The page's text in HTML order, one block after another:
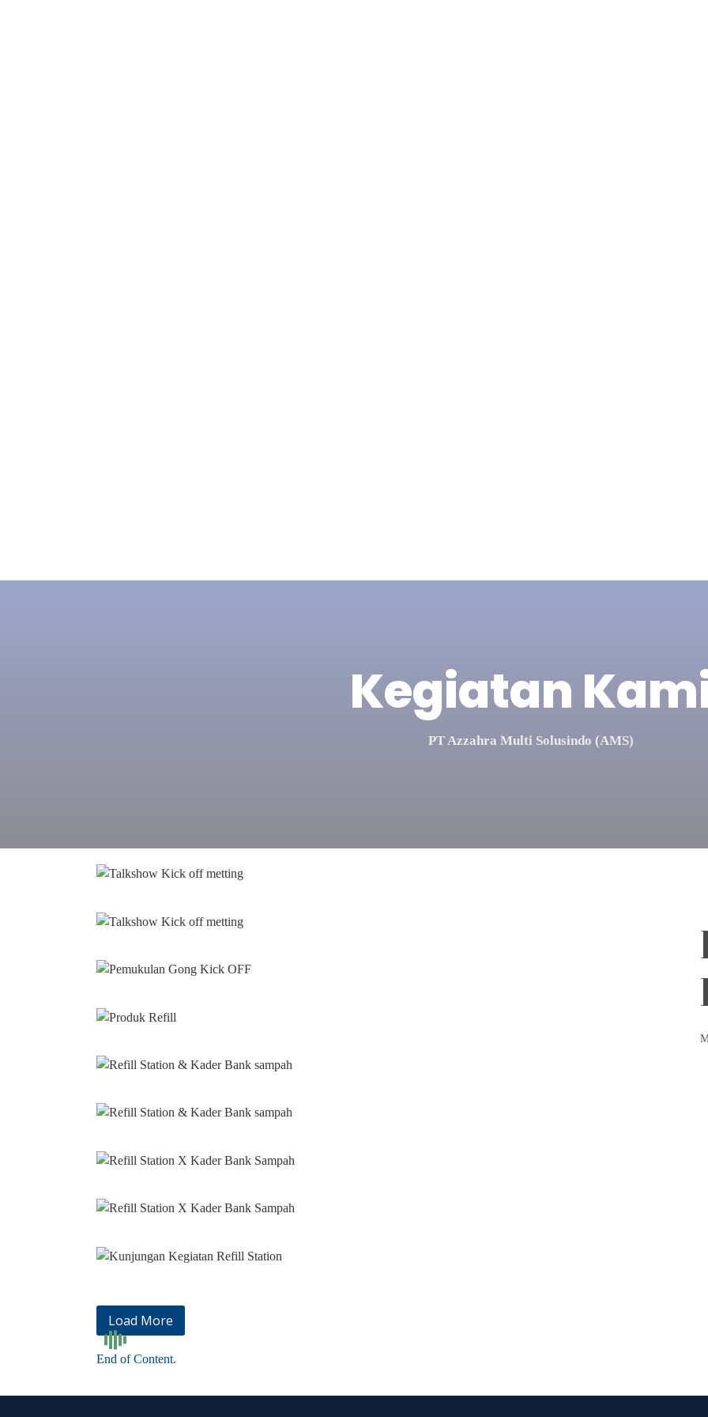
Kegiatan
PT Azzahra Multi Solusindo (AMS)
Load More
End of Content.